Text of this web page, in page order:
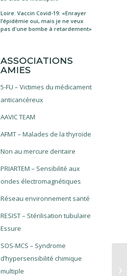
Loire. Vaccin Covid-19: «Enrayer
l’épidémie oui, mais je ne veux
pas d'une bombe à retardement»
ASSOCIATIONS
AMIES
5-FU – Victimes du médicament
anticancéreux
AAVIC TEAM
AFMT – Malades de la thyroïde
Non au mercure dentaire
PRIARTEM – Sensibilité aux
ondes électromagnétiques
Réseau environnement santé
RESIST – Stérilisation tubulaire
Essure
SOS-MCS – Syndrome
d’hypersensibilité chimique
multiple